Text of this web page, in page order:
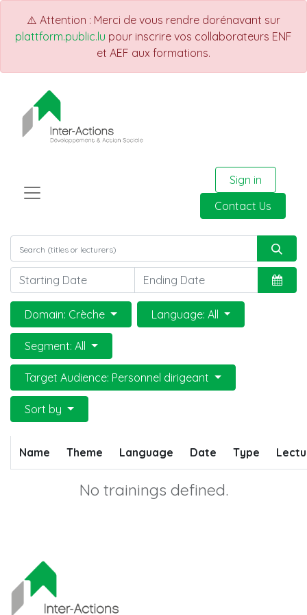
⚠️ Attention : Merci de vous rendre dorénavant sur
plattform.public.lu pour inscrire vos collaborateurs ENF
et AEF aux formations.
Sign in
Contact Us
Domain: Crèche Language: All
Segment: All
Target Audience: Personnel dirigeant
Sort by
Name Theme Language Date Type
No trainings defined.